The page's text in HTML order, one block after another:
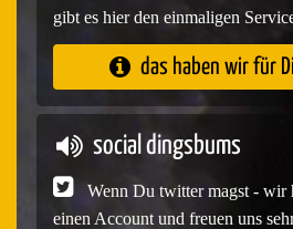
gibt es hier den einmaligen
das haben wir für
social dingsbums
Wenn Du twitter magst - wir
einen Account und freuen uns